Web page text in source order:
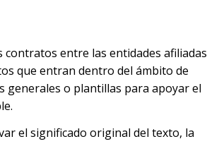
contratos entre las entidades afiliadas
que entran dentro del ámbito de
generales o plantillas para apoyar el
el significado original del texto, la